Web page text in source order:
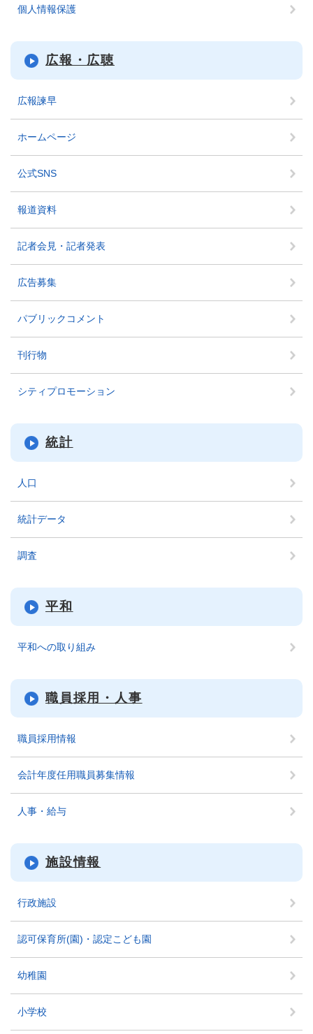
個人情報保護
広報・広聴
広報諫早
ホームページ
公式SNS
報道資料
記者会見・記者発表
広告募集
パブリックコメント
刊行物
シティプロモーション
統計
人口
統計データ
調査
平和
平和への取り組み
職員採用・人事
職員採用情報
会計年度任用職員募集情報
人事・給与
施設情報
行政施設
認可保育所(園)・認定こども園
幼稚園
小学校